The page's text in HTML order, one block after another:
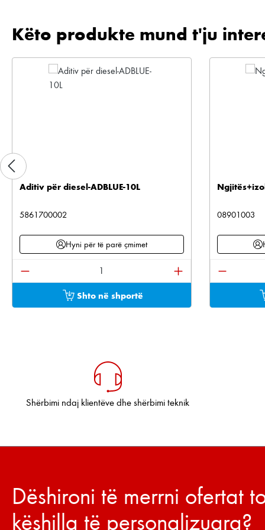
Kalo galerinë e produktit
Këto produkte mund t'ju
Aditiv për diesel-ADBLUE-10L
5861700002
Hyni për të parë çmimet
Sasia e produktit: Shkruani sasinë e
Shto në shportë
08901003
Sasia e
Shërbimi ndaj klientëve dhe shërbimi teknik
Dëshironi të merrni ofertat
këshilla të personalizuara?